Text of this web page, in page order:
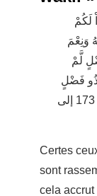
لَكُمْ
وَنِعْمَ
لَّمْ
ذُو فَضْلٍ
عَظِيمٍ (174) (سورة آل عمران، من الآية 173 إلى
Certes
sont
cela